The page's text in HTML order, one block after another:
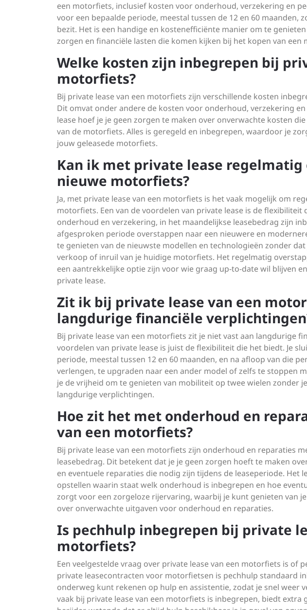
een motorfiets, inclusief kosten voor onderhoud, verzekering en
voor een bepaalde periode, meestal tussen de 12 en 60
bezit. Het is een handige en kostenefficiënte manier om te
zorgen en financiële lasten die komen kijken bij het kopen van een
Welke kosten zijn inbegrepen bij
motorfiets?
Bij private lease van een motorfiets zijn verschillende kosten
Dit omvat onder andere de kosten voor onderhoud, verzekering
lease hoef je je geen zorgen te maken over onverwachte kosten
van de motorfiets. Alles is geregeld en inbegrepen, waardoor je
jouw geleasede motorfiets.
Kan ik met private lease regelmatig
nieuwe motorfiets?
Ja, met private lease van een motorfiets is het vaak mogelijk om
motorfiets. Een van de voordelen van private lease is de
onderhoud en verzekering, in het maandelijkse leasebedrag zijn
afgesproken periode overstappen naar een nieuwere en
te genieten van de nieuwste modellen en technologieën zonder
verkoop of inruil van je huidige motorfiets. Het regelmatig
een aantrekkelijke optie zijn voor wie graag up-to-date wil blijven
private lease.
Zit ik bij private lease van een
langdurige financiële
Bij private lease van een motorfiets zit je niet vast aan langdurige
voordelen van private lease is juist de flexibiliteit die het biedt. Je
periode, meestal tussen 12 en 60 maanden, en na afloop van die
verlengen, te upgraden naar een ander model of zelfs te stoppen
je de vrijheid om te genieten van mobiliteit op twee wielen zonder
langdurige verplichtingen.
Hoe zit het met onderhoud en
van een motorfiets?
Bij private lease van een motorfiets zijn onderhoud en reparaties
leasebedrag. Dit betekent dat je je geen zorgen hoeft te maken
en eventuele reparaties die nodig zijn tijdens de leaseperiode. Het
opstellen waarin staat welk onderhoud is inbegrepen en hoe
zorgt voor een zorgeloze rijervaring, waarbij je kunt genieten van
over onverwachte uitgaven voor onderhoud en reparaties.
Is pechhulp inbegrepen bij private
motorfiets?
Een veelgestelde vraag over private lease van een motorfiets is of
private leasecontracten voor motorfietsen is pechhulp standaard
onderweg kunt rekenen op hulp en assistentie, zodat je snel weer
vaak bij private lease van een motorfiets is inbegrepen, biedt